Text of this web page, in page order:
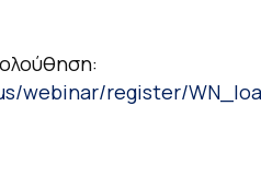
webinar/register/